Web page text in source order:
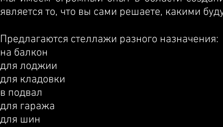
является то, что вы сами решаете, какими
Предлагаются стеллажи разного назначения:
на балкон
для лоджии
для кладовки
в подвал
для гаража
для шин